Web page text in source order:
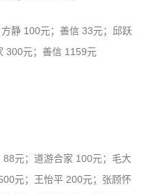
静 100元；善信 33元；邱跃
300元；善信 1159元
元；道游合家 100元；毛大
元；王怡平 200元；张顾怀